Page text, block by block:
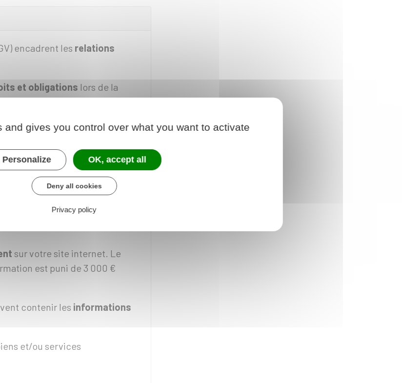
encadrent les relations
et obligations lors de la
de réduire considérablement
même.
conditions générales de
ou de services est
professionnels.
sur votre site internet. Le
est puni de 3 000 €
contenir les informations
et/ou services
and gives you control over what you want to activate
Personalize OK, accept all
Deny all cookies
Privacy policy